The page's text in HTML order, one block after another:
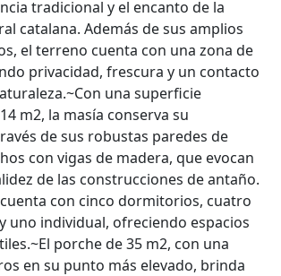
tradicional y el encanto de la
catalana. Además de sus amplios
el terreno cuenta con una zona de
privacidad, frescura y un contacto
una superficie
m2, la masía conserva su
de sus robustas paredes de
con vigas de madera, que evocan
de las construcciones de antaño.
con cinco dormitorios, cuatro
uno individual, ofreciendo espacios
porche de 35 m2, con una
en su punto más elevado, brinda